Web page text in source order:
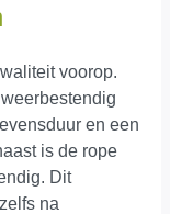
voorop.
en een
is de rope
Dit
na